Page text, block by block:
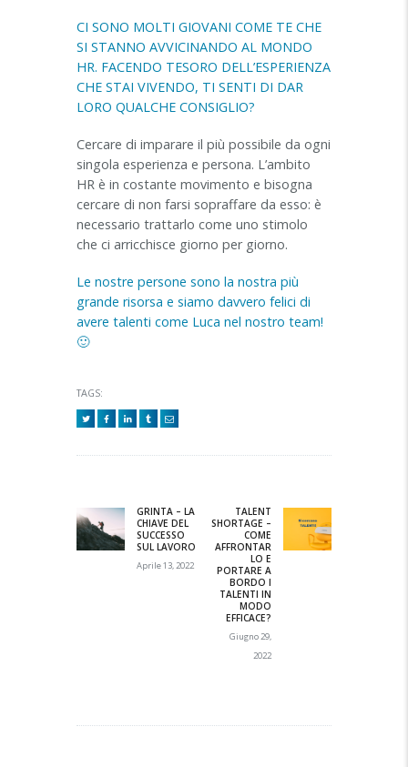
CI SONO MOLTI GIOVANI COME TE CHE
SI STANNO AVVICINANDO AL MONDO
HR. FACENDO TESORO DELL’ESPERIENZA
CHE STAI VIVENDO, TI SENTI DI DAR
LORO QUALCHE CONSIGLIO?
Cercare di imparare il più possibile da ogni
singola esperienza e persona. L’ambito
HR è in costante movimento e bisogna
cercare di non farsi sopraffare da esso: è
necessario trattarlo come uno stimolo
che ci arricchisce giorno per giorno.
Le nostre persone sono la nostra più
grande risorsa e siamo davvero felici di
avere talenti come Luca nel nostro team!
🙂
TAGS:
articoliPrevious
post:
GRINTA – LA
CHIAVE DEL
SUCCESSO
SUL LAVORO
Aprile 13, 2022
TALENT
SHORTAGE –
COME
AFFRONTAR
LO E
PORTARE A
BORDO I
TALENTI IN
MODO
EFFICACE?
Giugno 29,
2022